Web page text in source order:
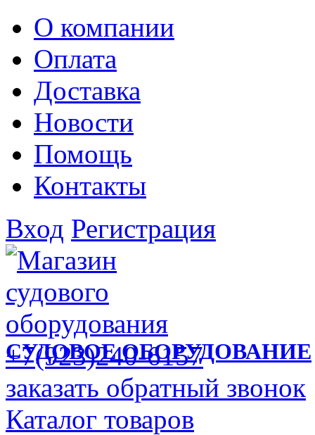
О компании
Оплата
Доставка
Новости
Помощь
Контакты
Вход Регистрация
СУДОВОЕ ОБОРУДОВАНИЕ
+7(923)240-6157
заказать обратный звонок
Каталог товаров